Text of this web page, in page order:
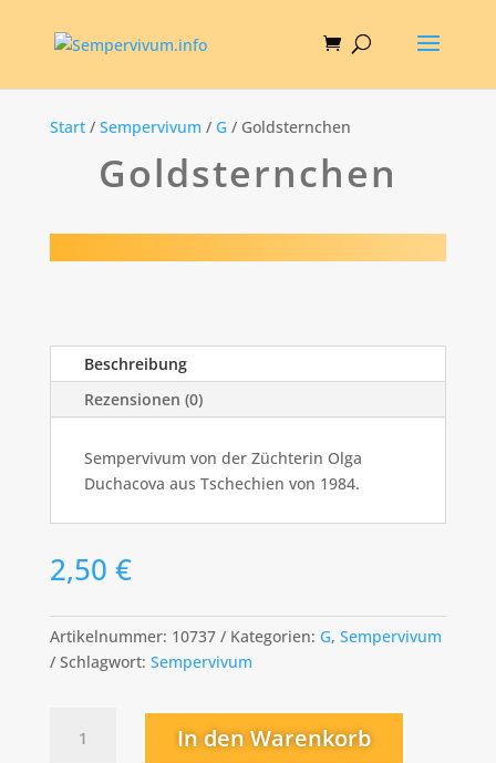
Start/ Sempervivum / G / Goldsternchen
Goldsternchen
Beschreibung
Rezensionen (0)
Sempervivum von der Züchterin Olga
Duchacova aus Tschechien von 1984.
2,50 €
Artikelnummer: 10737 Kategorien: G, Sempervivum
Schlagwort: Sempervivum
Goldsternchen
Menge
In den Warenkorb